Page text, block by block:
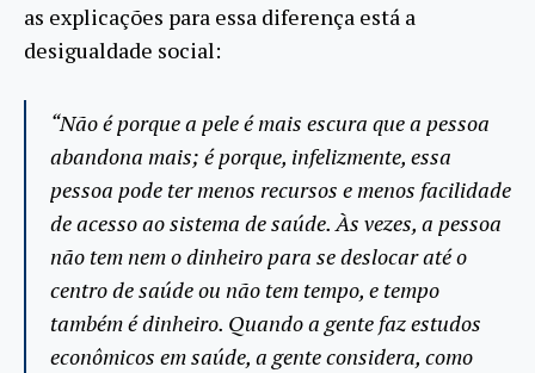
as explicações para essa diferença está a
desigualdade social:
“Não é porque a pele é mais escura que a pessoa
abandona mais; é porque, infelizmente, essa
pessoa pode ter menos recursos e menos facilidade
de acesso ao sistema de saúde. Às vezes, a pessoa
não tem nem o dinheiro para se deslocar até o
centro de saúde ou não tem tempo, e tempo
também é dinheiro. Quando a gente faz estudos
econômicos em saúde, a gente considera, como